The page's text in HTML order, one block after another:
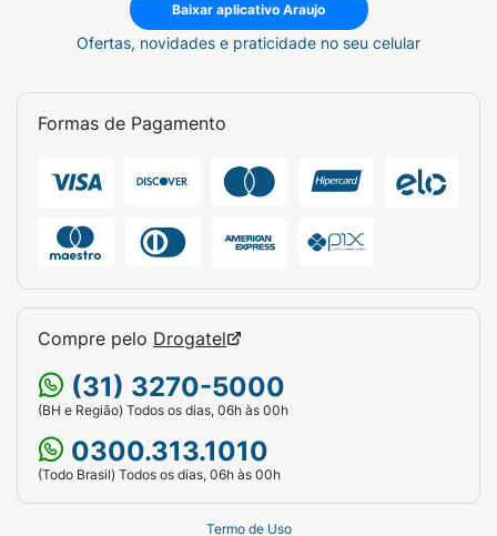
Baixar aplicativo Araujo
Ofertas, novidades e praticidade no seu celular
Formas de Pagamento
Compre pelo Drogatel
(31) 3270-5000
(BH e Região) Todos os dias, 06h às 00h
0300.313.1010
(Todo Brasil) Todos os dias, 06h às 00h
Termo de Uso